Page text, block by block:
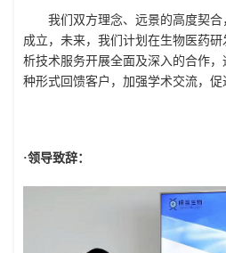
我们双方理念、远景的高度契合
成立，未来，我们计划在生物医药
析技术服务开展全面及深入的合作
种形式回馈客户，加强学术交流，促
·领导致辞：